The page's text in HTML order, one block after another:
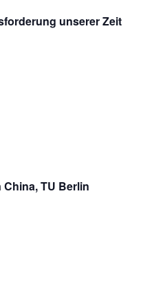
unserer Zeit
TU Berlin